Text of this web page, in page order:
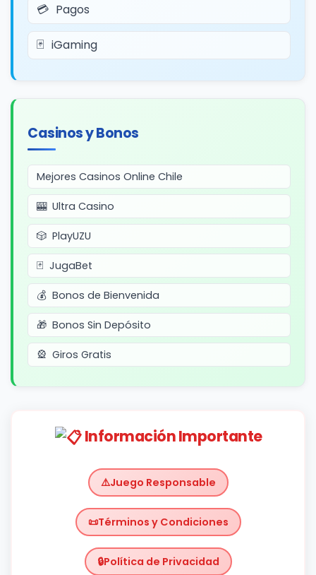
Pagos
iGaming
Casinos y Bonos
Mejores Casinos Online Chile
Ultra Casino
PlayUZU
JugaBet
Bonos de Bienvenida
Bonos Sin Depósito
Giros Gratis
Información Importante
Juego Responsable
Términos y Condiciones
Política de Privacidad